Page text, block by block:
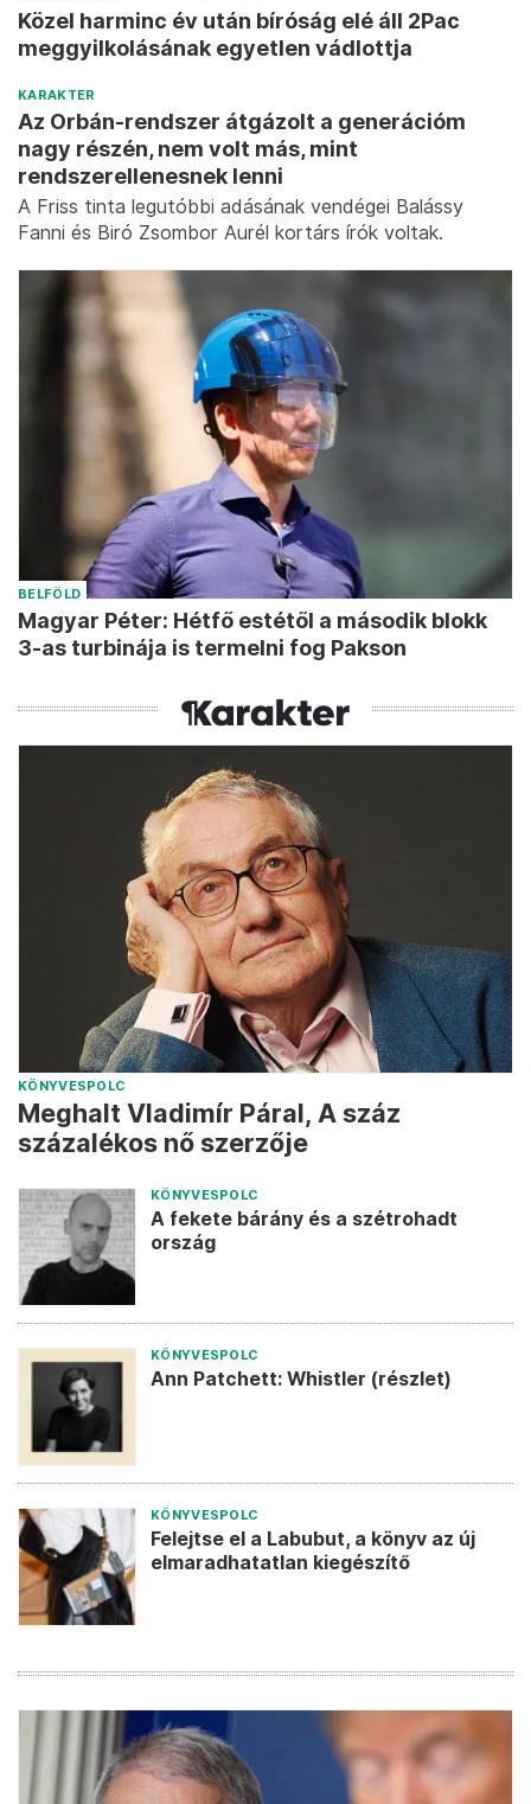
Közel harminc év után bíróság elé áll 2Pac
meggyilkolásának egyetlen vádlottja
KARAKTER
Az Orbán-rendszer átgázolt a generációm
nagy részén, nem volt más, mint
rendszerellenesnek lenni
A Friss tinta legutóbbi adásának vendégei Balássy
Fanni és Biró Zsombor Aurél kortárs írók voltak.
BELFÖLD
Magyar Péter: Hétfő estétől a második blokk
3-as turbinája is termelni fog Pakson
KÖNYVESPOLC
Meghalt Vladimír Páral, A száz
százalékos nő szerzője
KÖNYVESPOLC
A fekete bárány és a szétrohadt
ország
KÖNYVESPOLC
Ann Patchett: Whistler (részlet)
KÖNYVESPOLC
Felejtse el a Labubut, a könyv az új
elmaradhatatlan kiegészítő